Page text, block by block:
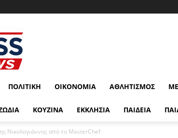
ΠΟΛΙΤΙΚΉ ΟΙΚΟΝΟΜΊΑ ΑΘΛΗΤΙΣΜΌΣ
ΚΟΥΖΙΝΑ ΕΚΚΛΗΣΙΑ ΠΑΙΔΕΙΑ
Νικολογιάννης από το MasterChef